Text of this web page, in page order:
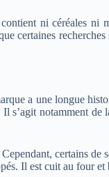
ni céréales
certaines
a une longue
notamment
certains
Il est cuit au four et